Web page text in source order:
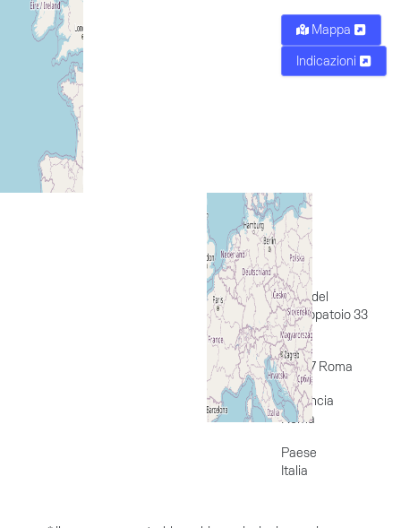
Mappa
Indicazioni
Via
Viale del
Galoppatoio 33
Città
00197 Roma
Provincia
Roma
Paese
Italia